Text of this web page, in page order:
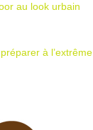
au look urbain
à l’extrême